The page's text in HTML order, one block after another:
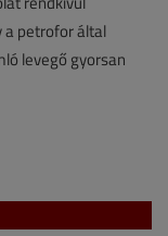
a petrofor által
levegő gyorsan